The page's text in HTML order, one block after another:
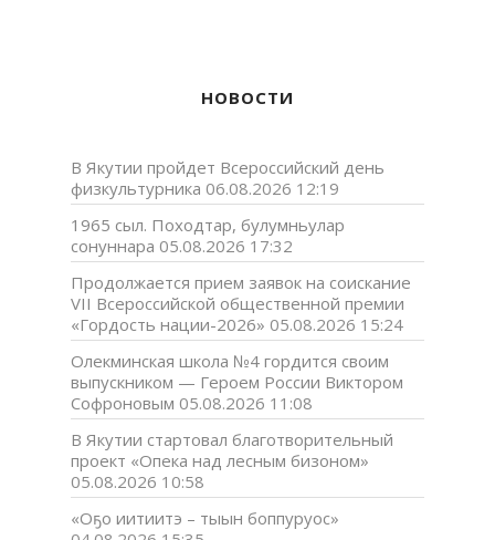
НОВОСТИ
В Якутии пройдет Всероссийский день
физкультурника 06.08.2026 12:19
1965 сыл. Походтар, булумньулар
сонуннара 05.08.2026 17:32
Продолжается прием заявок на соискание
VII Всероссийской общественной премии
«Гордость нации-2026» 05.08.2026 15:24
Олекминская школа №4 гордится своим
выпускником — Героем России Виктором
Софроновым 05.08.2026 11:08
В Якутии стартовал благотворительный
проект «Опека над лесным бизоном»
05.08.2026 10:58
«Оҕо иитиитэ – тыын боппуруос»